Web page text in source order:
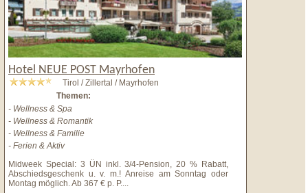
Hotel NEUE POST Mayrhofen
Tirol / Zillertal / Mayrhofen
Themen:
- Wellness & Spa
- Wellness & Romantik
- Wellness & Familie
- Ferien & Aktiv
Midweek Special: 3 ÜN inkl. 3/4-Pension, 20 % Rabatt,
Abschiedsgeschenk u. v. m.! Anreise am Sonntag oder
Montag möglich. Ab 367 € p. P.